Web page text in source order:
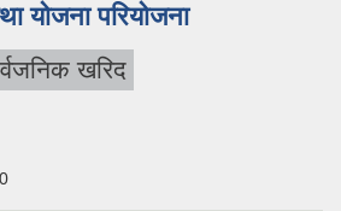
योजना परियोजना
खरिद